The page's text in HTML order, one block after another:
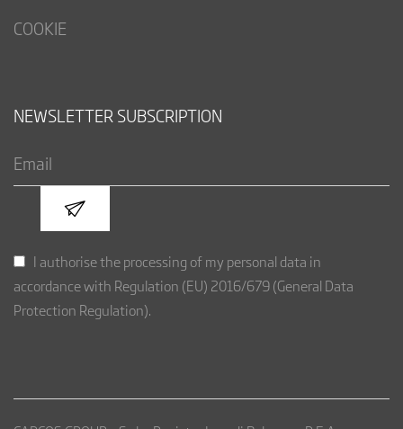
COOKIE
NEWSLETTER SUBSCRIPTION
I authorise the processing of my personal data in
accordance with Regulation (EU) 2016/679 (General Data
Protection Regulation).